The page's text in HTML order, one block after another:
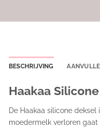
BESCHRIJVING
Haakaa
De Haakaa silicone
moedermelk verloren